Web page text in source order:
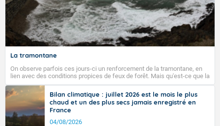
La tramontane
On observe parfois ces jours-ci un renforcement de la tramontane, en
lien avec des conditions propices de feux de forêt. Mais qu'est-ce que la
tramontane ? Quelles sont ses caractéristiques ? La tramontane est un
vent turbulent soufflant de secteur nord-ouest à nord, ou ouest à nord-
ouest, dans un secteur qui part du Roussillon à la vallée de l’Aude et à
l’ouest de l’Hérault. L’étymologie de ce vent vient du latin trasmontanus,
signifiant au-delà des monts, en allusion aux régions montagneuses
d’où provient ce vent.
Bilan climatique : juillet 2026 est le mois le plus
chaud et un des plus secs jamais enregistré en
France
04/08/2026